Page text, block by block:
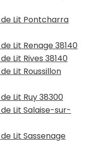
Lit Pontcharra
Lit Renage 38140
Lit Rives 38140
Lit Roussillon
Lit Ruy 38300
Lit Salaise-sur-
Lit Sassenage